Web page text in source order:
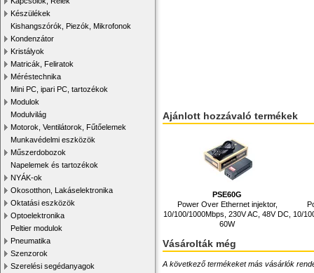
Készülékek
Kishangszórók, Piezók, Mikrofonok
Kondenzátor
Kristályok
Matricák, Feliratok
Méréstechnika
Mini PC, ipari PC, tartozékok
Modulok
Modulvilág
Motorok, Ventilátorok, Fűtőelemek
Munkavédelmi eszközök
Műszerdobozok
Napelemek és tartozékok
NYÁK-ok
Okosotthon, Lakáselektronika
Oktatási eszközök
Optoelektronika
Peltier modulok
Pneumatika
Szenzorok
Szerelési segédanyagok
Ajánlott hozzávaló termékek
PSE60G
Power Over Ethernet injektor,
10/100/1000Mbps, 230V AC, 48V DC,
60W
10/
Vásárolták még
A következő termékeket más vásárlók